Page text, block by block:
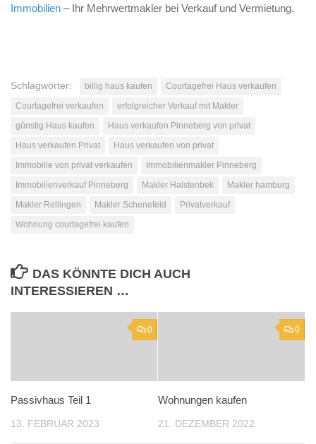
Immobilien – Ihr Mehrwertmakler bei Verkauf und Vermietung.
Schlagwörter: billig haus kaufen
Courtagefrei Haus verkaufen
Courtagefrei verkaufen
erfolgreicher Verkauf mit Makler
günstig Haus kaufen
Haus verkaufen Pinneberg von privat
Haus verkaufen Privat
Haus verkaufen von privat
Immobilie von privat verkaufen
Immobilienmakler Pinneberg
Immobilienverkauf Pinneberg
Makler Halstenbek
Makler hamburg
Makler Rellingen
Makler Schenefeld
Privatverkauf
Wohnung courtagefrei kaufen
DAS KÖNNTE DICH AUCH
INTERESSIEREN …
0
Passivhaus Teil 1
13. FEBRUAR 2023
0
Wohnungen kaufen
21. DEZEMBER 2022